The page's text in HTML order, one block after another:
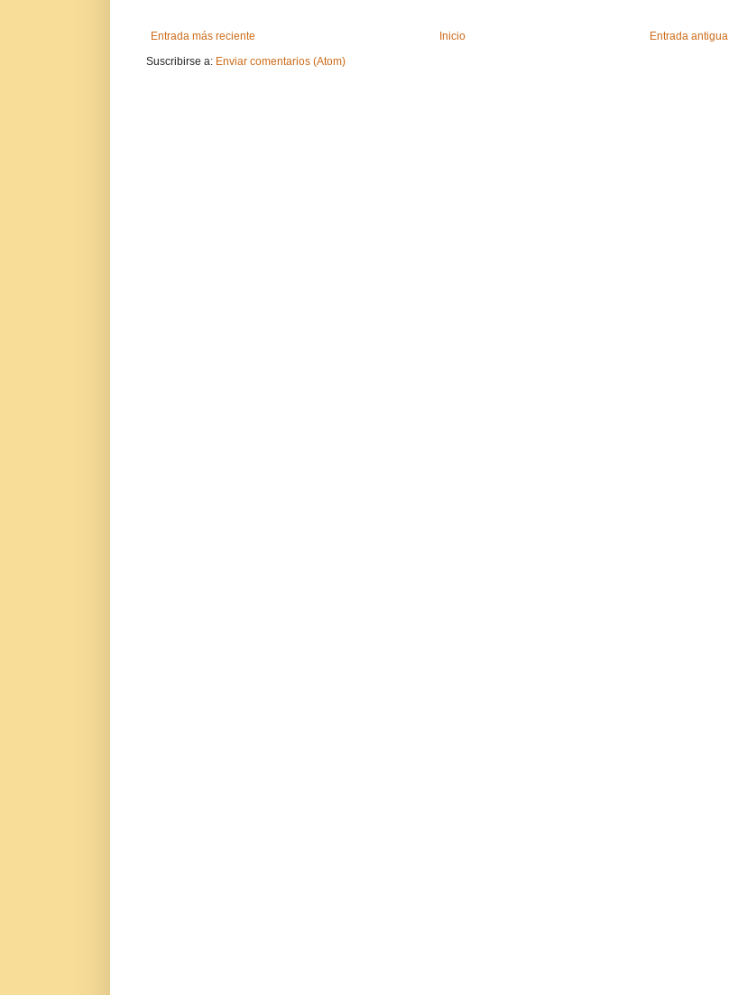
Entrada más reciente Entrada antigua
Inicio
Suscribirse a: Enviar comentarios (Atom)